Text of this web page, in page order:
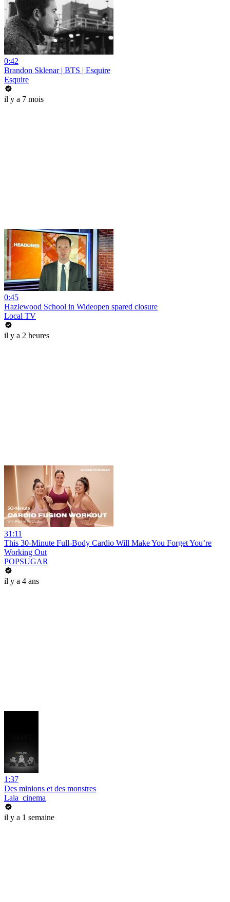
0:42
Brandon Sklenar | BTS | Esquire
Esquire
il y a 7 mois
0:45
Hazlewood School in Wideopen spared closure
Local TV
il y a 2 heures
31:11
This 30-Minute Full-Body Cardio Will Make You Forget You’re
Working Out
POPSUGAR
il y a 4 ans
1:37
Des minions et des monstres
Lala_cinema
il y a 1 semaine